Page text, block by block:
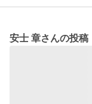
安士 章さんの投稿